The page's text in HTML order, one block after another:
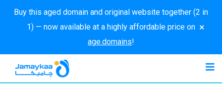
Buy this aged domain and original website together (2 in
1) — now available at a highly affordable price on
age.domains!
×